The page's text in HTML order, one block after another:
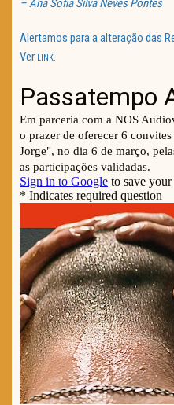
– Ana Sofia Silva Neves Pontes
Alertamos para a alteração das
Ver
LINK.